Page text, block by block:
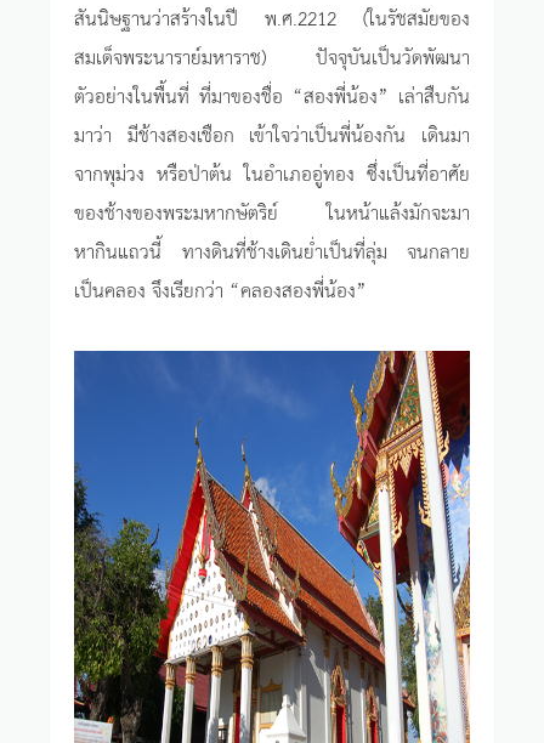
สันนิษฐานว่าสร้างในปี พ.ศ.2212 (ในรัชสมัยของ
สมเด็จพระนาราย์มหาราช) ปัจจุบันเป็นวัดพัฒนา
ตัวอย่างในพื้นที่ ที่มาของชื่อ “สองพี่น้อง” เล่าสืบกัน
มาว่า มีช้างสองเชือก เข้าใจว่าเป็นพี่น้องกัน เดินมา
จากพุม่วง หรือป่าต้น ในอำเภออู่ทอง ซึ่งเป็นที่อาศัย
ของช้างของพระมหากษัตริย์ ในหน้าแล้งมักจะมา
หากินแถวนี้ ทางดินที่ช้างเดินย่ำเป็นที่ลุ่ม จนกลาย
เป็นคลอง จึงเรียกว่า “คลองสองพี่น้อง”